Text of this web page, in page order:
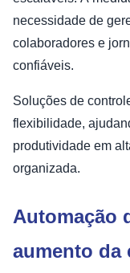
necessidade de
colaboradores e
confiáveis.
Soluções de
flexibilidade,
produtividade em
organizada.
Automação
aumento da